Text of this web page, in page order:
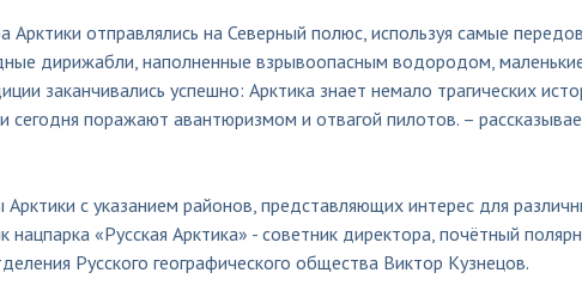
отправлялись на Северный полюс, используя самые
дирижабли, наполненные взрывоопасным водородом,
заканчивались успешно: Арктика знает немало трагических
поражают авантюризмом и отвагой пилотов. –
с указанием районов, представляющих интерес для
нацпарка «Русская Арктика» - советник директора, почётный
Русского географического общества Виктор Кузнецов.